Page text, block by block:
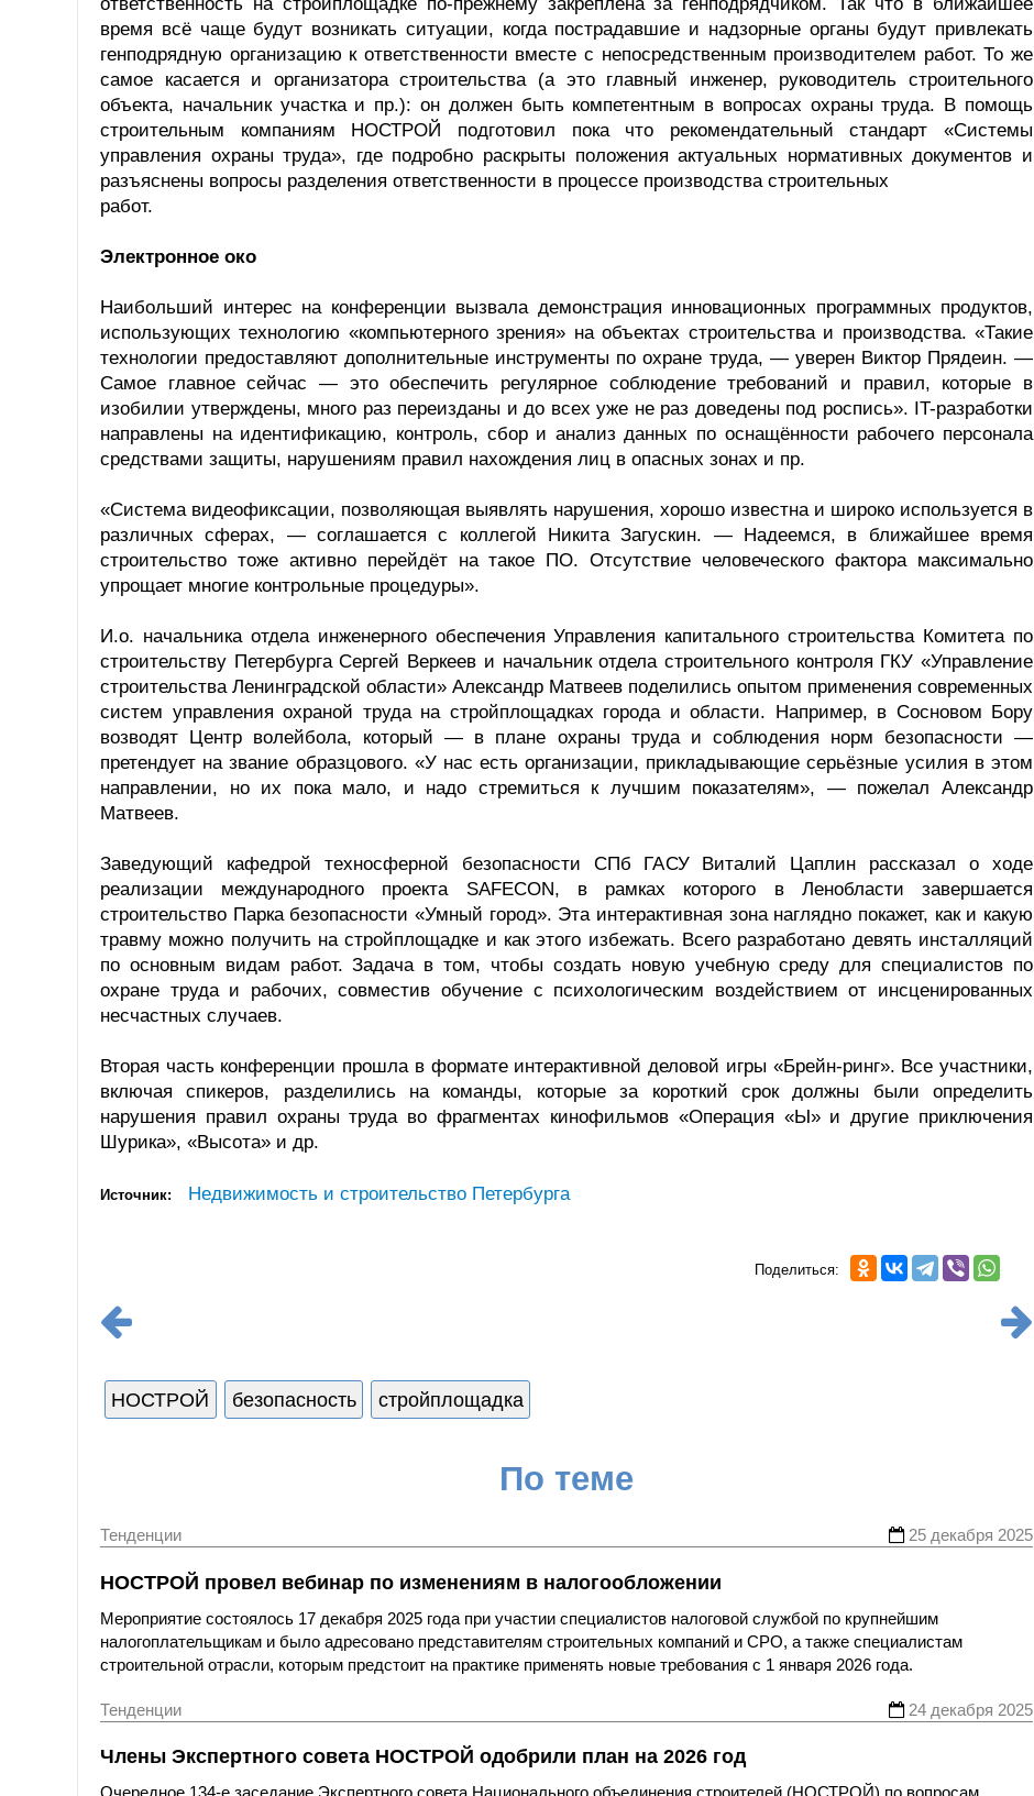
время всё чаще будут возникать ситуации, когда пострадавшие и надзорные органы будут привлекать
генподрядную организацию к ответственности вместе с непосредственным производителем работ. То же
самое касается и организатора строительства (а это главный инженер, руководитель строительного
объекта, начальник участка и пр.): он должен быть компетентным в вопросах охраны труда. В помощь
строительным компаниям НОСТРОЙ подготовил пока что рекомендательный стандарт «Системы
управления охраны труда», где подробно раскрыты положения актуальных нормативных документов и
разъяснены вопросы разделения ответственности в процессе производства строительных
работ.
Электронное око
Наибольший интерес на конференции вызвала демонстрация инновационных программных продуктов,
использующих технологию «компьютерного зрения» на объектах строительства и производства. «Такие
технологии предоставляют дополнительные инструменты по охране труда, — уверен Виктор Прядеин. —
Самое главное сейчас — это обеспечить регулярное соблюдение требований и правил, которые в
изобилии утверждены, много раз переизданы и до всех уже не раз доведены под роспись». IT-разработки
направлены на идентификацию, контроль, сбор и анализ данных по оснащённости рабочего персонала
средствами защиты, нарушениям правил нахождения лиц в опасных зонах и пр.
«Система видеофиксации, позволяющая выявлять нарушения, хорошо известна и широко используется в
различных сферах, — соглашается с коллегой Никита Загускин. — Надеемся, в ближайшее время
строительство тоже активно перейдёт на такое ПО. Отсутствие человеческого фактора максимально
упрощает многие контрольные процедуры».
И.о. начальника отдела инженерного обеспечения Управления капитального строительства Комитета по
строительству Петербурга Сергей Веркеев и начальник отдела строительного контроля ГКУ «Управление
строительства Ленинградской области» Александр Матвеев поделились опытом применения современных
систем управления охраной труда на стройплощадках города и области. Например, в Сосновом Бору
возводят Центр волейбола, который — в плане охраны труда и соблюдения норм безопасности —
претендует на звание образцового. «У нас есть организации, прикладывающие серьёзные усилия в этом
направлении, но их пока мало, и надо стремиться к лучшим показателям», — пожелал Александр
Матвеев.
Заведующий кафедрой техносферной безопасности СПб ГАСУ Виталий Цаплин рассказал о ходе
реализации международного проекта SAFECON, в рамках которого в Ленобласти завершается
строительство Парка безопасности «Умный город». Эта интерактивная зона наглядно покажет, как и какую
травму можно получить на стройплощадке и как этого избежать. Всего разработано девять инсталляций
по основным видам работ. Задача в том, чтобы создать новую учебную среду для специалистов по
охране труда и рабочих, совместив обучение с психологическим воздействием от инсценированных
несчастных случаев.
Вторая часть конференции прошла в формате интерактивной деловой игры «Брейн-ринг». Все участники,
включая спикеров, разделились на команды, которые за короткий срок должны были определить
нарушения правил охраны труда во фрагментах кинофильмов «Операция «Ы» и другие приключения
Шурика», «Высота» и др.
Источник: Недвижимость и строительство Петербурга
Поделиться:
НОСТРОЙ безопасность стройплощадка
По теме
Тенденции 25 декабря 2025
НОСТРОЙ провел вебинар по изменениям в налогообложении
Мероприятие состоялось 17 декабря 2025 года при участии специалистов налоговой службой по крупнейшим
налогоплательщикам и было адресовано представителям строительных компаний и СРО, а также специалистам
строительной отрасли, которым предстоит на практике применять новые требования с 1 января 2026 года.
Тенденции 24 декабря 2025
Члены Экспертного совета НОСТРОЙ одобрили план на 2026 год
Очередное 134-е заседание Экспертного совета Национального объединения строителей (НОСТРОЙ) по вопросам